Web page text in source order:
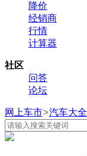
降价
经销商
行情
计算器
社区
问答
论坛
网上车市>汽车大全